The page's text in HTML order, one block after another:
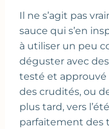
Il ne s’agit pas
sauce qui s’en
à utiliser un peu
déguster avec
testé et approuvé
des crudités, ou
plus tard, vers
parfaitement des